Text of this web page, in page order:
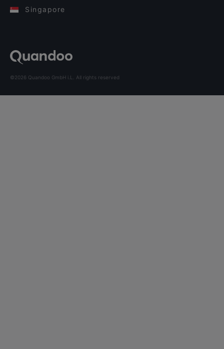
Singapore
©2026 Quandoo GmbH i.L. All rights reserved